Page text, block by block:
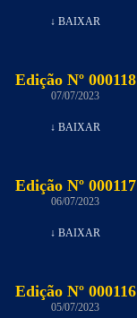
↓ BAIXAR
Edição Nº 000118
07/07/2023
↓ BAIXAR
Edição Nº 000117
06/07/2023
↓ BAIXAR
Edição Nº 000116
05/07/2023